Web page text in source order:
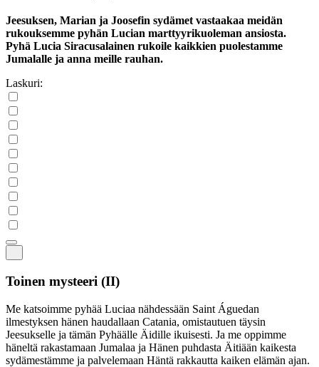
Jeesuksen, Marian ja Joosefin sydämet vastaakaa meidän
rukouksemme pyhän Lucian marttyyrikuoleman ansiosta.
Pyhä Lucia Siracusalainen rukoile kaikkien puolestamme
Jumalalle ja anna meille rauhan.
Laskuri:
Toinen mysteeri (II)
Me katsoimme pyhää Luciaa nähdessään Saint Águedan
ilmestyksen hänen haudallaan Catania, omistautuen täysin
Jeesukselle ja tämän Pyhäälle Äidille ikuisesti. Ja me oppimme
häneltä rakastamaan Jumalaa ja Hänen puhdasta Äitiään kaikesta
sydämestämme ja palvelemaan Häntä rakkautta kaiken elämän ajan.